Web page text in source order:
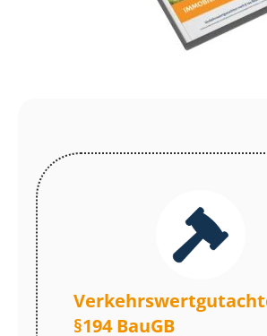
§194 BauGB